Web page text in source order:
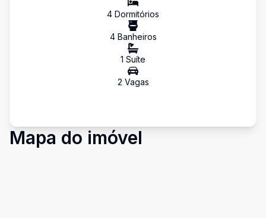
4 Dormitórios
4Banheiros
1 Suíte
2 Vagas
Mapa do imóvel